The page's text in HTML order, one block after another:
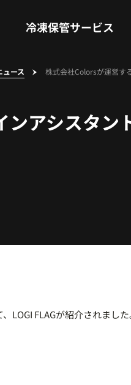
冷凍保管サービス
ュース 株式会社Colorsが運営す
アシスタン
、LOGI FLAGが紹介されました